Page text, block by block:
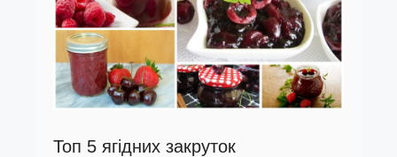
Топ 5 ягідних закруток